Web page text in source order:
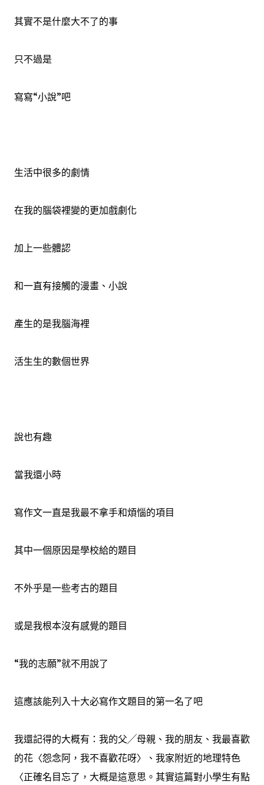
其實不是什麼大不了的事
只不過是
寫寫“小說”吧
生活中很多的劇情
在我的腦袋裡變的更加戲劇化
加上一些體認
和一直有接觸的漫畫、小說
產生的是我腦海裡
活生生的數個世界
說也有趣
當我還小時
寫作文一直是我最不拿手和煩惱的項目
其中一個原因是學校給的題目
不外乎是一些考古的題目
或是我根本沒有感覺的題目
“我的志願”就不用說了
這應該能列入十大必寫作文題目的第一名了吧
我還記得的大概有：我的父╱母親、我的朋友、我最喜歡
的花〈怨念阿，我不喜歡花呀〉、我家附近的地理特色
〈正確名目忘了，大概是這意思。其實這篇對小學生有點